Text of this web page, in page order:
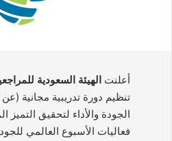
أعلنت الهيئة السعودية
تنظيم دورة تدريبية مجانية (عن
الجودة والأداء لتحقيق
فعاليات الأسبوع العالمي